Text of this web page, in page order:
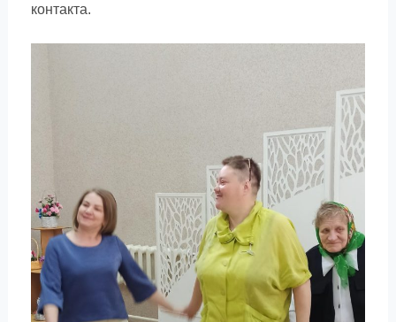
контакта.